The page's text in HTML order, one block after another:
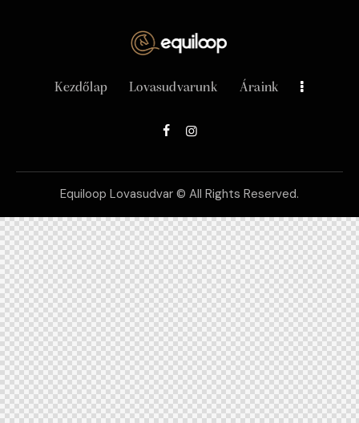
Kezdőlap Lovasudvarunk Áraink
Equiloop Lovasudvar © All Rights Reserved.